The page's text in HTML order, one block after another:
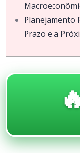
Planejamento
Prazo e a